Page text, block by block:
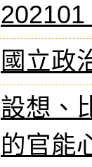
202101
國立政
設想、
的官能